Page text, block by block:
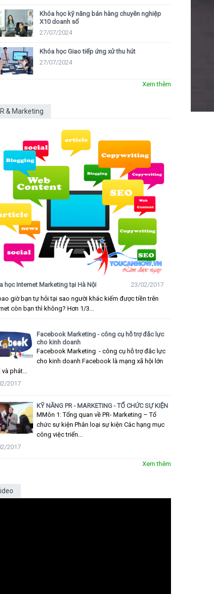
Khóa học kỹ năng bán hàng chuyên nghiệp
X10 doanh số
27/07/2024
Khóa học Giao tiếp ứng xử thu hút
27/07/2024
Xem thêm
& Marketing
học Internet Marketing tại Hà Nội
23/02/2017
giờ bạn tự hỏi tại sao người khác kiếm được tiền trên
còn bạn thì không? Hơn 1/3...
Facebook Marketing - công cụ hỗ trợ đắc lực
cho kinh doanh
Facebook Marketing - công cụ hỗ trợ đắc lực
cho kinh doanh Facebook là mạng xã hội lớn
phát...
2017
KỸ NĂNG PR - MARKETING - TỔ CHỨC SỰ KIỆN
MMôn 1: Tổng quan về PR- Marketing – Tổ
chức sự kiện Phân loại sự kiện Các hạng mục
công việc triển...
2017
Xem thêm